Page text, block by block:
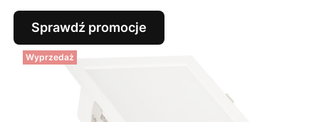
Sprawdź promocje
Wyprzedaż